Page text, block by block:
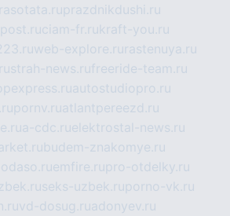
prazdnikdushi.ru
ciam-fr.rukraft-you.ru
web-explore.ru rastenuya.ru
strah-news.rufreeride-team.ru
autostudiopro.ru
pornv.ruatlantpereezd.ru
a-cdc.ruelektrostal-news.ru
budem-znakomye.ru
emfire.rupro-otdelky.ru
seks-uzbek.ruporno-vk.ru
vd-dosug.ruadonyev.ru